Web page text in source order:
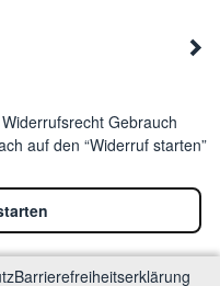
Gebrauch
auf den “Widerruf starten”
Barrierefreiheitserklärung